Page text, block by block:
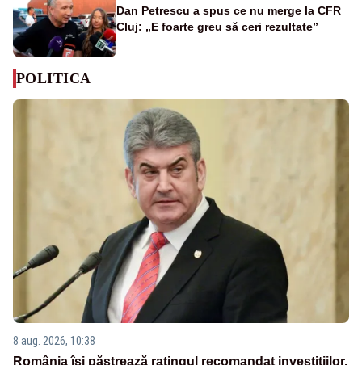
Dan Petrescu a spus ce nu merge la CFR
Cluj: „E foarte greu să ceri rezultate”
POLITICA
8 aug. 2026, 10:38
România își păstrează ratingul recomandat investițiilor.